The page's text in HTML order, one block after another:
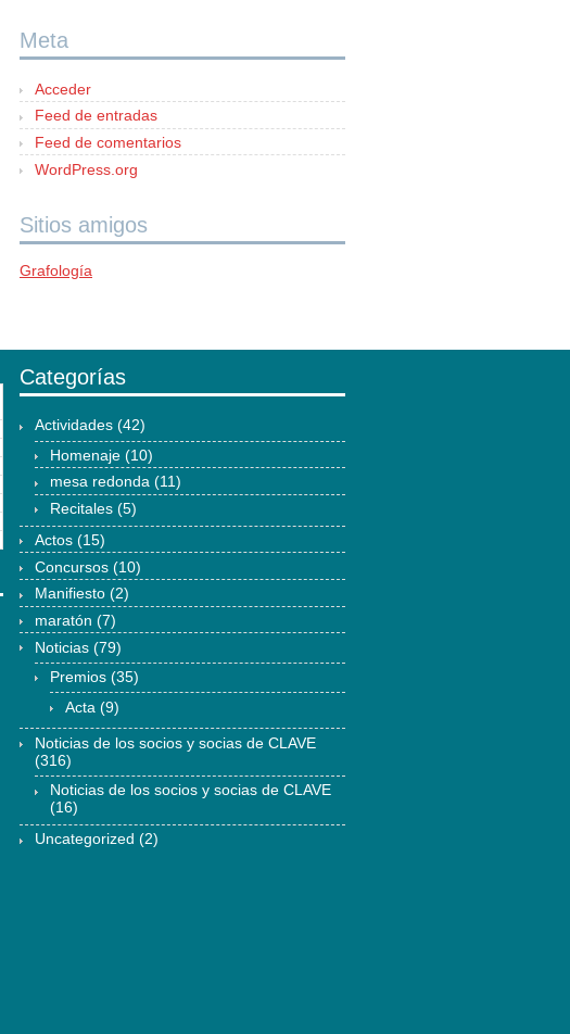
Meta
Acceder
Feed de entradas
Feed de comentarios
WordPress.org
Sitios amigos
Grafología
Categorías
Actividades (42)
Homenaje (10)
mesa redonda (11)
Recitales (5)
Actos (15)
Concursos (10)
Manifiesto (2)
maratón (7)
Noticias (79)
Premios (35)
Acta (9)
Noticias de los socios y socias de CLAVE
(316)
Noticias de los socios y socias de CLAVE
(16)
Uncategorized (2)